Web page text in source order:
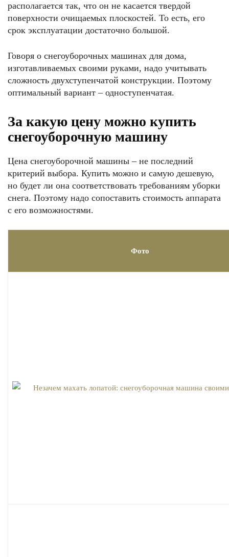
располагается так, что он не касается твердой
поверхности очищаемых плоскостей. То есть, его
срок эксплуатации достаточно большой.
Говоря о снегоуборочных машинах для дома,
изготавливаемых своими руками, надо учитывать
сложность двухступенчатой конструкции. Поэтому
оптимальный вариант – одноступенчатая.
За какую цену можно купить
снегоуборочную машину
Цена снегоуборочной машины – не последний
критерий выбора. Купить можно и самую дешевую,
но будет ли она соответствовать требованиям уборки
снега. Поэтому надо сопоставить стоимость аппарата
с его возможностями.
Фото